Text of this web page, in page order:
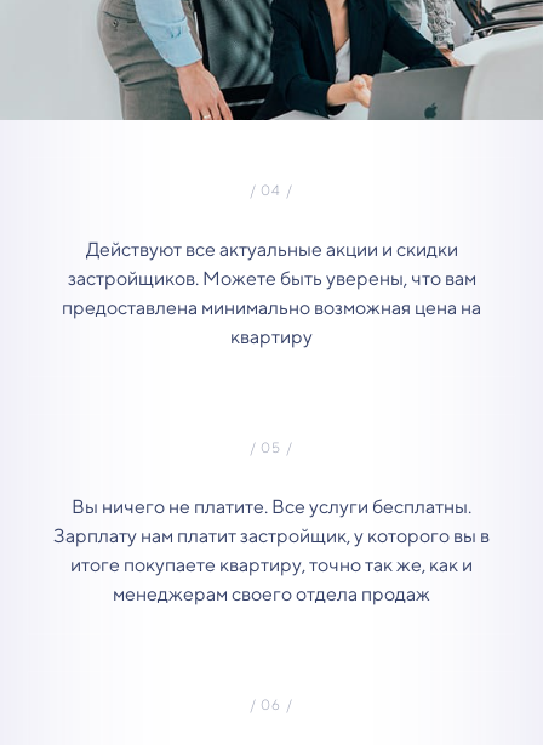
Действуют все актуальные акции и скидки
застройщиков. Можете быть уверены, что вам
предоставлена минимально возможная цена на
квартиру
Вы ничего не платите. Все услуги бесплатны.
Зарплату нам платит застройщик, у которого вы в
итоге покупаете квартиру, точно так же, как и
менеджерам своего отдела продаж